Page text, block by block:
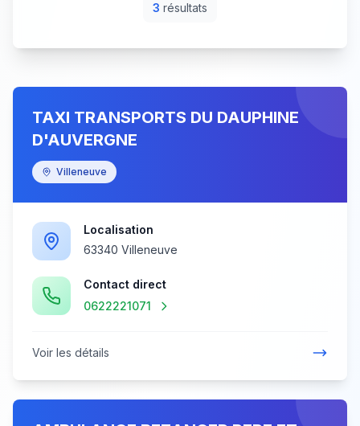
3 résultats
TAXI TRANSPORTS DU DAUPHINE
D'AUVERGNE
Villeneuve
Localisation
63340 Villeneuve
Contact direct
0622221071
Voir les détails